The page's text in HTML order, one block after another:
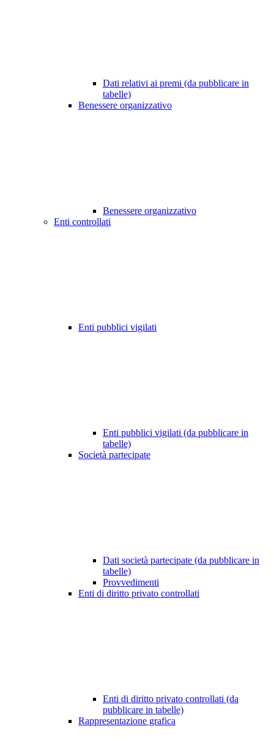
Dati relativi ai premi (da pubblicare in
tabelle)
Benessere organizzativo
Benessere organizzativo
Enti controllati
Enti pubblici vigilati
Enti pubblici vigilati (da pubblicare in
tabelle)
Società partecipate
Dati società partecipate (da pubblicare in
tabelle)
Provvedimenti
Enti di diritto privato controllati
Enti di diritto privato controllati (da
pubblicare in tabelle)
Rappresentazione grafica